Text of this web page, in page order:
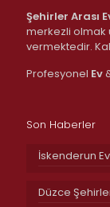
Şehirler Arası
merkezli olmak
vermektedir.
Profesyonel Ev
Son Haberler
İskenderun
Düzce